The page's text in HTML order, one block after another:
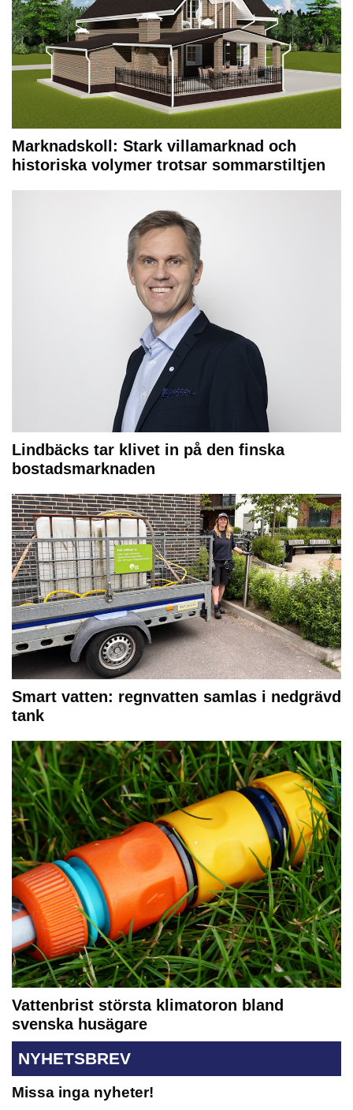
Marknadskoll: Stark villamarknad och
historiska volymer trotsar sommarstiltjen
Lindbäcks tar klivet in på den finska
bostadsmarknaden
Smart vatten: regnvatten samlas i nedgrävd
tank
Vattenbrist största klimatoron bland
svenska husägare
NYHETSBREV
Missa inga nyheter!